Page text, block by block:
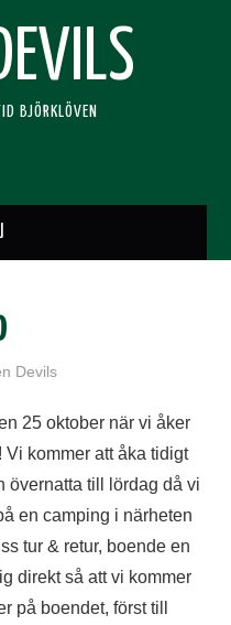
BJÖRKLÖVEN
Devils
25 oktober när vi åker
Vi kommer att åka tidigt
övernatta till lördag då vi
en camping i närheten
tur & retur, boende en
direkt så att vi kommer
på boendet, först till